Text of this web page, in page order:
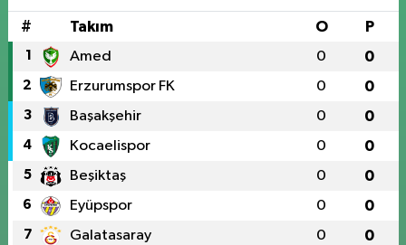
# Takım O P
1 Amed 0 0
2 Erzurumspor FK 0 0
3 Başakşehir 0 0
4 Kocaelispor 0 0
5 Beşiktaş 0 0
6 Eyüpspor 0 0
7 Galatasaray 0 0